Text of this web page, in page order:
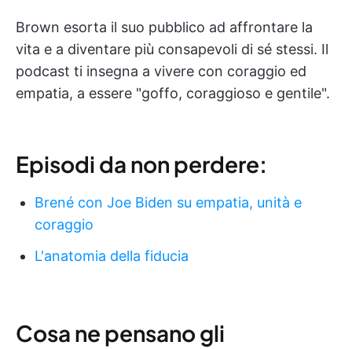
Brown esorta il suo pubblico ad affrontare la
vita e a diventare più consapevoli di sé stessi. Il
podcast ti insegna a vivere con coraggio ed
empatia, a essere "goffo, coraggioso e gentile".
Episodi da non perdere:
Brené con Joe Biden su empatia, unità e
coraggio
L'anatomia della fiducia
Cosa ne pensano gli